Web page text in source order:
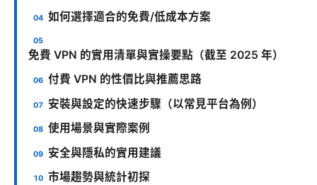
如何選擇適合的免費/低成本方案
免費 VPN 的實用清單與實操要點（截至 2025 年）
付費 VPN 的性價比與推薦思路
安裝與設定的快速步驟（以常見平台為例）
使用場景與實際案例
安全與隱私的實用建議
市場趨勢與統計初探